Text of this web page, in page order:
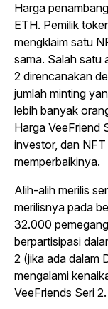
Harga
ETH. Pemilik
mengklaim satu
sama. Salah satu
2 direncanakan
jumlah minting
lebih banyak
Harga VeeFriend
investor, dan
memperbaikinya.
Alih-alih merilis
merilisnya pada
32.000
berpartisipasi
2 (jika ada dalam
mengalami
VeeFriends Seri 2.